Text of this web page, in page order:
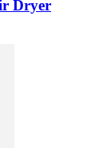
Dryer